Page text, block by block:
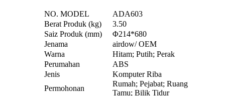
NO. MODEL
ADA603
Berat Produk (kg)
3.50
Saiz Produk (mm)
Φ214*680
Jenama
airdow/ OEM
Warna
Hitam; Putih; Perak
Perumahan
ABS
Jenis
Komputer Riba
Permohonan
Rumah; Pejabat; Ruang
Tamu; Bilik Tidur